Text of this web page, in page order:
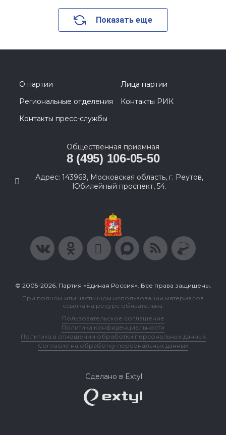
Показать еще
О партии
Лица партии
Региональные отделения
Контакты РИК
Контакты пресс-службы
Общественная приемная
8 (495) 106-05-50
Адрес: 143969, Московская область, г. Реутов,
Юбилейный проспект, 54.
© 2005-2026, Партия «Единая Россия». Все права защищены.
При полном или частичном использовании материалов
ссылка на ресурс обязательна.
Пользовательское соглашение
Политика конфиденциальности
Политика в отношении обработки персональных данных
Согласие на обработку персональных данных
Сделано в Extyl